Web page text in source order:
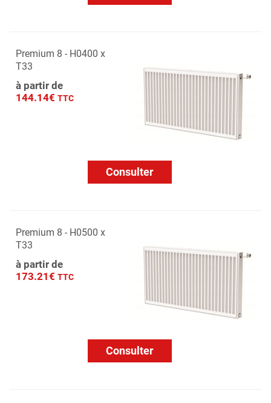
Premium 8 - H0400 x
T33
à partir de
144.14€ TTC
Consulter
Premium 8 - H0500 x
T33
à partir de
173.21€ TTC
Consulter